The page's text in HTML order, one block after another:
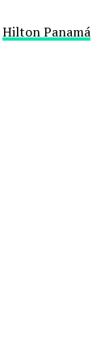
Hilton Panamá